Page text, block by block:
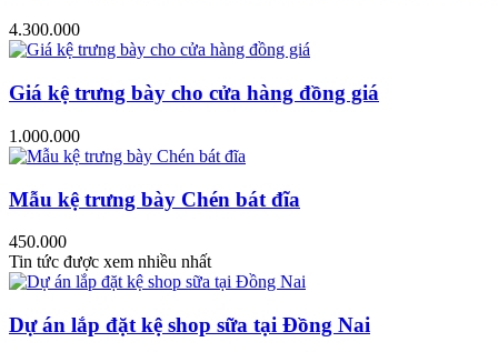
4.300.000
Giá kệ trưng bày cho cửa hàng đồng giá
1.000.000
Mẫu kệ trưng bày Chén bát đĩa
450.000
Tin tức được xem nhiều nhất
Dự án lắp đặt kệ shop sữa tại Đồng Nai